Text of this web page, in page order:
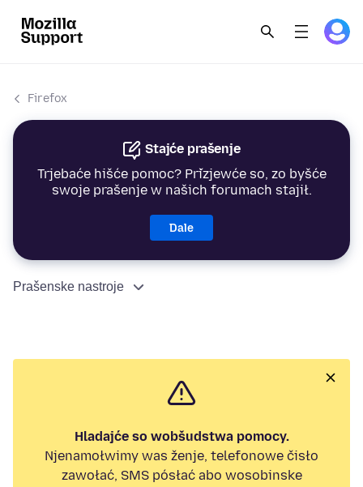
Firefox
Stajće prašenje
Trjebaće hišće pomoc? Přizjewće so, zo byšće
swoje prašenje w našich forumach stajił.
Dale
Prašenske nastroje
Hladajće so wobšudstwa pomocy.
Njenamołwimy was ženje, telefonowe čisło
zawołać, SMS pósłać abo wosobinske